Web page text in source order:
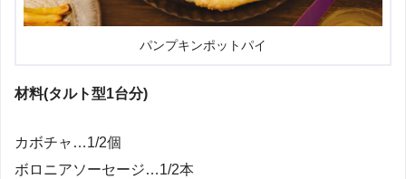
パンプキンポットパイ
材料(タルト型1台分)
カボチャ…1/2個
ボロニアソーセージ…1/2本